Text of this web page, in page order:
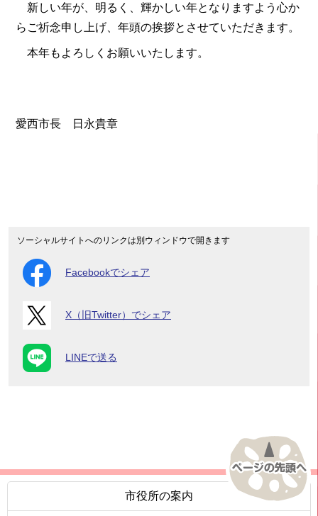
新しい年が、明るく、輝かしい年となりますよう心か
らご祈念申し上げ、年頭の挨拶とさせていただきます。
本年もよろしくお願いいたします。
愛西市長 日永貴章
ソーシャルサイトへのリンクは別ウィンドウで開きます
Facebookでシェア
X（旧Twitter）でシェア
LINEで送る
市役所の案内